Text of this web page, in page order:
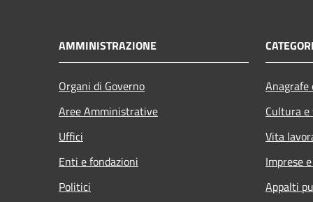
AMMINISTRAZIONE
Organi di Governo
Aree Amministrative
Uffici
Enti e fondazioni
Politici
Cultura
Vita
Imprese
Appalti